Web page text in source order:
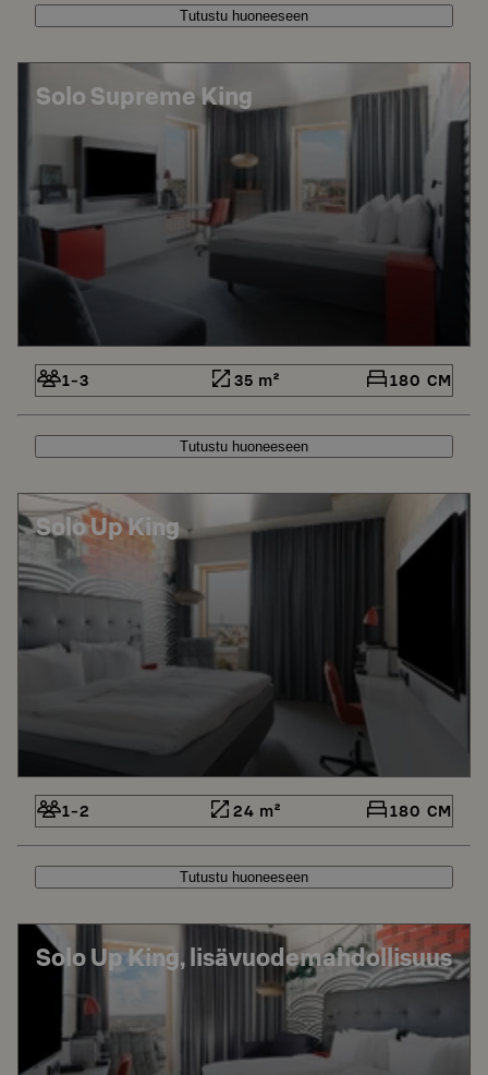
Tutustu huoneeseen
Solo Supreme King
1-3 35 m² 180 CM
Tutustu huoneeseen
Solo Up King
1-2 24 m² 180 CM
Tutustu huoneeseen
Solo Up King, lisävuodemahdollisuus